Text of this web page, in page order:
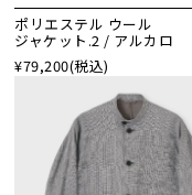
ポリエステル ウール
ジャケット.2 / アルカロ
¥79,200(税込)